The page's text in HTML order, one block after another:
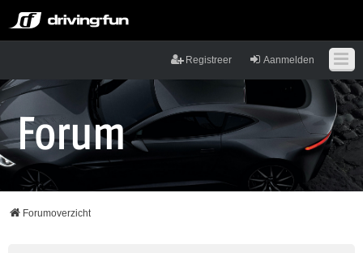
Aanmelden
Registreer
Forumoverzicht